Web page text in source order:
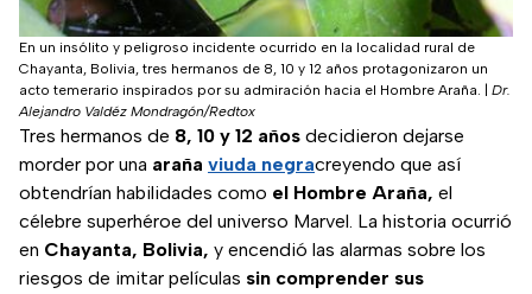
En un insólito y peligroso incidente ocurrido en la localidad rural de
Chayanta, Bolivia, tres hermanos de 8, 10 y 12 años protagonizaron un
acto temerario inspirados por su admiración hacia el Hombre Araña.
Dr.
Alejandro Valdéz Mondragón/Redtox
Tres hermanos de 8, 10 y 12 años decidieron dejarse
morder por una araña viuda negracreyendo que así
obtendrían habilidades como el Hombre Araña, el
célebre superhéroe del universo Marvel. La historia ocurrió
en Chayanta, Bolivia, y encendió las alarmas sobre los
riesgos de imitar películas sin comprender sus